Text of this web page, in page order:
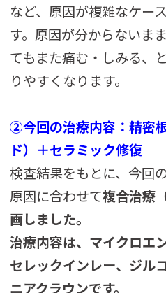
など、原因が複雑なケー
す。原因が分からないま
てもまた痛む・しみる、
りやすくなります。
②今回の治療内容：精密
ド）＋セラミック修復
検査結果をもとに、今回
原因に合わせて複合治療
画しました。
治療内容は、マイクロエ
セレックインレー、ジル
ニアクラウンです。